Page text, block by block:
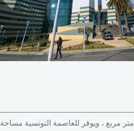
تقع مدينة الثقافة في مدينة تونس في موقع معرض تونس القديم. يمتد هذا المشروع على مساحة مغطاة تزيد عن 50000 متر مربع ، ويوفر للعاصمة التونسية مساحة